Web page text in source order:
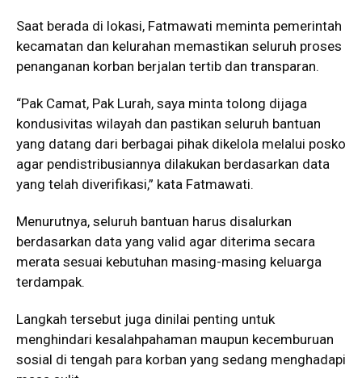
Saat berada di lokasi, Fatmawati meminta pemerintah
kecamatan dan kelurahan memastikan seluruh proses
penanganan korban berjalan tertib dan transparan.
“Pak Camat, Pak Lurah, saya minta tolong dijaga
kondusivitas wilayah dan pastikan seluruh bantuan
yang datang dari berbagai pihak dikelola melalui posko
agar pendistribusiannya dilakukan berdasarkan data
yang telah diverifikasi,” kata Fatmawati.
Menurutnya, seluruh bantuan harus disalurkan
berdasarkan data yang valid agar diterima secara
merata sesuai kebutuhan masing-masing keluarga
terdampak.
Langkah tersebut juga dinilai penting untuk
menghindari kesalahpahaman maupun kecemburuan
sosial di tengah para korban yang sedang menghadapi